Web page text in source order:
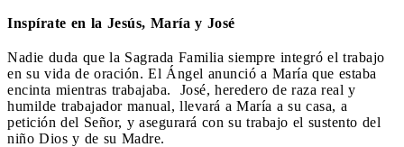
Inspírate en la Jesús, María y José
Nadie duda que la Sagrada Familia siempre integró el trabajo
en su vida de oración. El Ángel anunció a María que estaba
encinta mientras trabajaba. José, heredero de raza real y
humilde trabajador manual, llevará a María a su casa, a
petición del Señor, y asegurará con su trabajo el sustento del
niño Dios y de su Madre.